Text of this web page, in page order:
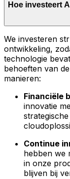
Hoe investeert
We investeren
ontwikkeling,
technologie
behoeften van
manieren:
Financiële
innovatie
Continue
hebben we
in onze
blijven bij